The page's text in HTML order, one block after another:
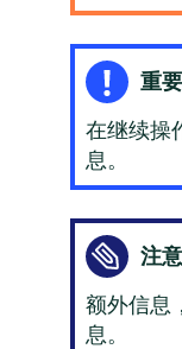
重
在继续操
息。
注
额外信息
息。